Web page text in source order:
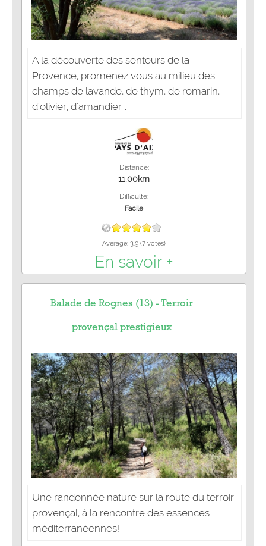
A la découverte des senteurs de la
Provence, promenez vous au milieu des
champs de lavande, de thym, de romarin,
d'olivier, d'amandier...
Distance:
11.00km
Difficulté:
Facile
Average:3.9 (7 votes)
En savoir +
Balade de Rognes (13) - Terroir
provençal prestigieux
Une randonnée nature sur la route du terroir
provençal, à la rencontre des essences
méditerranéennes!